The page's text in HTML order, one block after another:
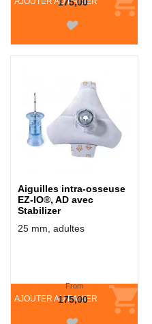
175,00
Aiguilles intra-osseuse
EZ-IO®, AD avec
Stabilizer
25 mm, adultes
AJOUTER AU PANIER
From
175,00